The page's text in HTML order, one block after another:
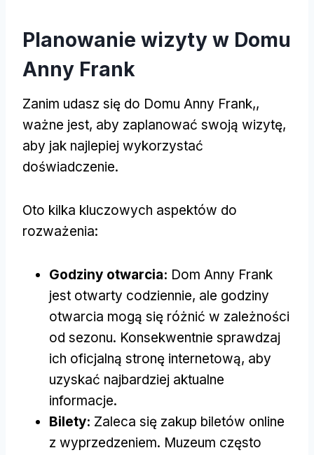
Planowanie wizyty w Domu
Anny Frank
Zanim udasz się do Domu Anny Frank,,
ważne jest, aby zaplanować swoją wizytę,
aby jak najlepiej wykorzystać
doświadczenie.
Oto kilka kluczowych aspektów do
rozważenia:
Godziny otwarcia: Dom Anny Frank
jest otwarty codziennie, ale godziny
otwarcia mogą się różnić w zależności
od sezonu. Konsekwentnie sprawdzaj
ich oficjalną stronę internetową, aby
uzyskać najbardziej aktualne
informacje.
Bilety: Zaleca się zakup biletów online
z wyprzedzeniem. Muzeum często